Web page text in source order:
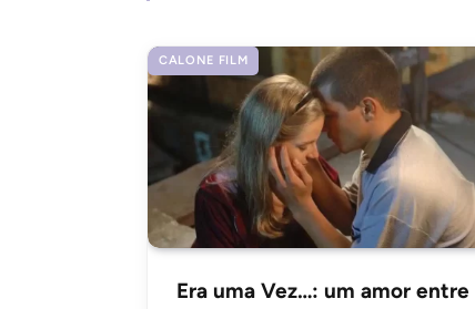
CALONE FILM
Era uma Vez…: um amor entre